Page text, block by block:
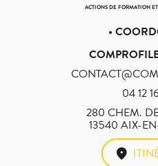
ACTIONS DE FORMATION
•
04 12
280 CHEM.
13540 AIX-